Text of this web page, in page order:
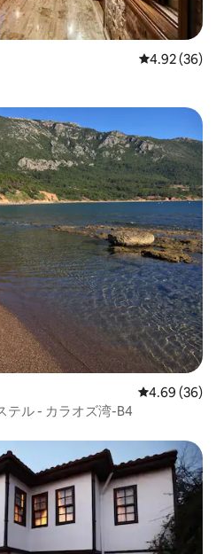
レビュー36
4.92 (36)
レビュー36
4.69 (36)
テル - カラオズ湾-B4